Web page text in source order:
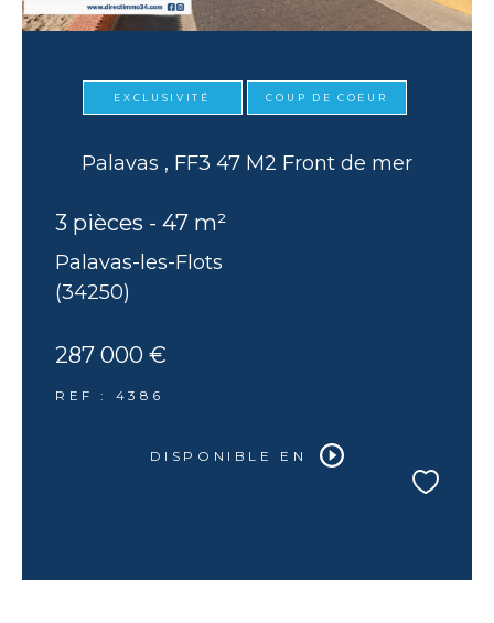
EXCLUSIVITÉ COUP DE COEUR
Palavas , FF3 47 M2 Front de mer
3 pièces - 47 m²
Palavas-les-Flots
(34250)
287 000 €
REF : 4386
DISPONIBLE EN